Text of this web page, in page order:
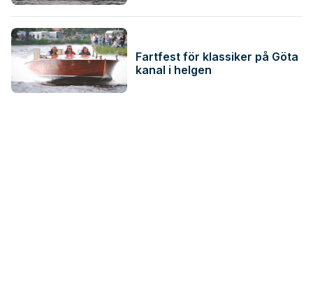
Fartfest för klassiker på Göta
kanal i helgen